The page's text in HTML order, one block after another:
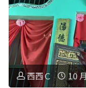
服、
搭
船
城
出
遊
子
美
食
西西Ｃ 10